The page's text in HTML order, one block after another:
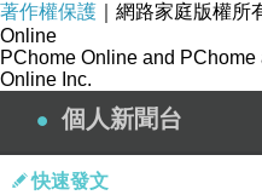
#記者林舒婷台南報導~台
到在地台南人的廣泛支持，
企業理念，與台南市政府聯
靠近」公益捐贈記者會，現
林宜瑾、清景麟建築團隊董
著作權保護 ｜網路家庭版權所
Online
PChome Online and
Online Inc.
個人新聞台
快速發文